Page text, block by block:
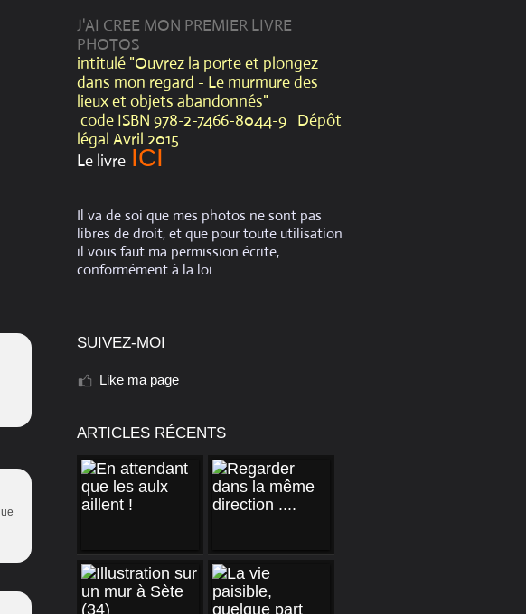
J'AI CREE MON PREMIER LIVRE
PHOTOS
intitulé "Ouvrez la porte et plongez
dans mon regard - Le murmure des
lieux et objets abandonnés"
code ISBN 978-2-7466-8044-9 Dépôt
légal Avril 2015
Le livre ICI
Il va de soi que mes photos ne sont pas
libres de droit, et que pour toute utilisation
il vous faut ma permission écrite,
conformément à la loi.
SUIVEZ-MOI
Like ma page
ARTICLES RÉCENTS